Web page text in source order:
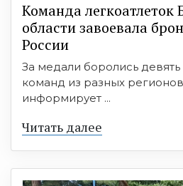
Команда легкоатлеток
области завоевала
России
За медали боролись
команд из разных
информирует ...
Читать далее